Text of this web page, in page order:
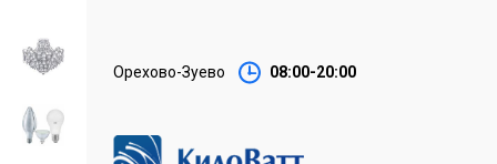
Орехово-Зуево 08:00-20:00